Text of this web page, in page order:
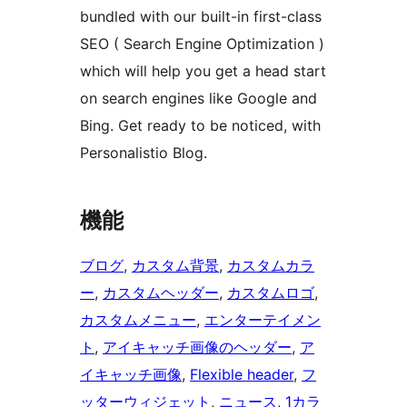
bundled with our built-in first-class
SEO ( Search Engine Optimization )
which will help you get a head start
on search engines like Google and
Bing. Get ready to be noticed, with
Personalistio Blog.
機能
ブログ, カスタム背景, カスタムカラ
ー, カスタムヘッダー, カスタムロゴ
カスタムメニュー, エンターテイメン
ト , アイキャッチ画像のヘッダー, ア
イキャッチ画像, Flexible header, フ
ッターウィジェット , ニュース, 1カラ